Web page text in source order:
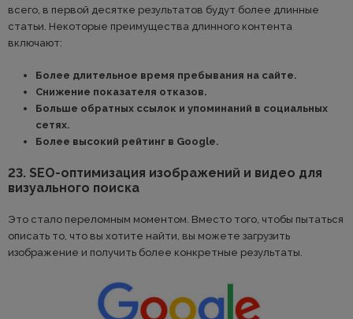
всего, в первой десятке результатов будут более длинные
статьи. Некоторые преимущества длинного контента
включают:
Более длительное время пребывания на сайте.
Снижение показателя отказов.
Больше обратных ссылок и упоминаний в социальных
сетях.
Более высокий рейтинг в Google.
23. SEO-оптимизация изображений и видео для
визуального поиска
Это стало переломным моментом. Вместо того, чтобы пытаться
описать то, что вы хотите найти, вы можете загрузить
изображение и получить более конкретные результаты.